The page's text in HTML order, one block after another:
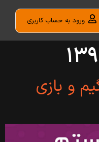
ورود به حساب کاربری
و بازی